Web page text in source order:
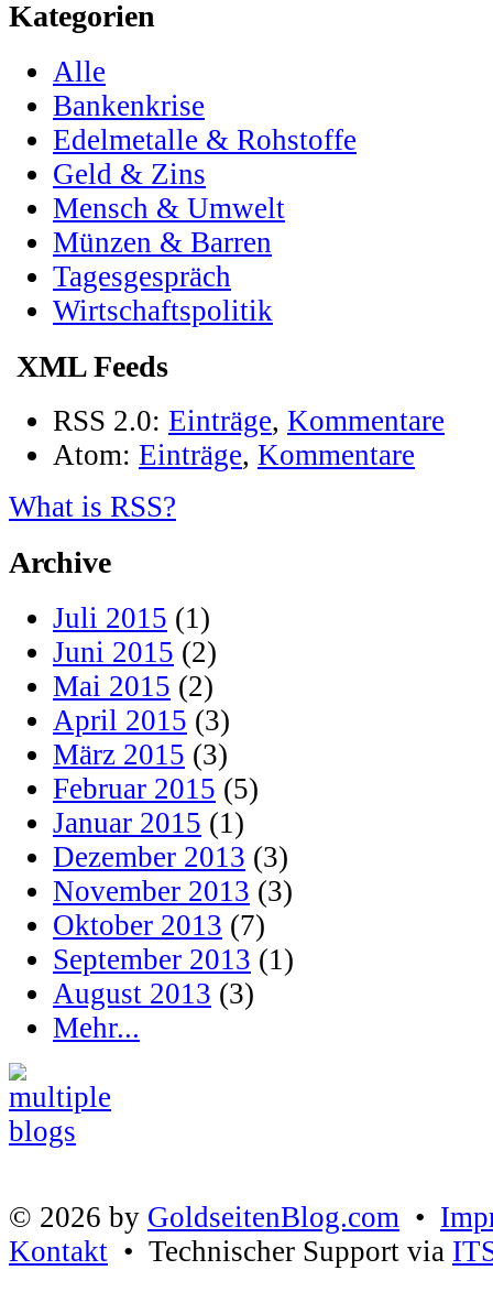
Kategorien
Alle
Bankenkrise
Edelmetalle & Rohstoffe
Geld & Zins
Mensch & Umwelt
Münzen & Barren
Tagesgespräch
Wirtschaftspolitik
XML Feeds
RSS 2.0: Einträge, Kommentare
Atom: Einträge, Kommentare
What is RSS?
Archive
Juli 2015 (1)
Juni 2015 (2)
Mai 2015 (2)
April 2015 (3)
März 2015 (3)
Februar 2015 (5)
Januar 2015 (1)
Dezember 2013 (3)
November 2013 (3)
Oktober 2013 (7)
September 2013 (1)
August 2013 (3)
Mehr...
© 2026 by GoldseitenBlog.com •
Kontakt • Technischer Support via